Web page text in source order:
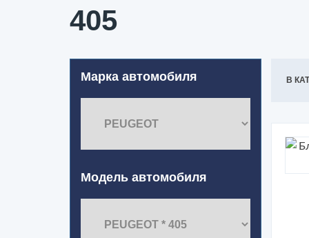
405
Марка автомобиля
Модель автомобиля
В